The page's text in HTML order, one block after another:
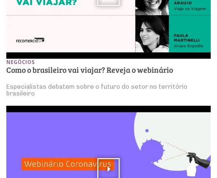
NEGÓCIOS
Como o brasileiro vai viajar? Reveja o webinário
Especialistas debatem sobre o futuro do setor no território
brasileiro